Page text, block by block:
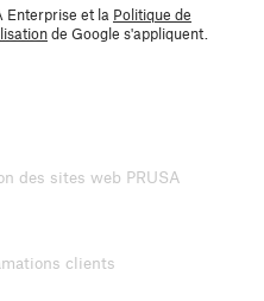
Enterprise et la Politique de
de Google s'appliquent.
des sites web PRUSA
clients